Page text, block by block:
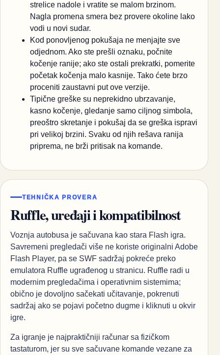
strelice nadole i vratite se malom brzinom.
Nagla promena smera bez provere okoline lako
vodi u novi sudar.
Kod ponovljenog pokušaja ne menjajte sve
odjednom. Ako ste prešli oznaku, počnite
kočenje ranije; ako ste ostali prekratki, pomerite
početak kočenja malo kasnije. Tako ćete brzo
proceniti zaustavni put ove verzije.
Tipične greške su neprekidno ubrzavanje,
kasno kočenje, gledanje samo ciljnog simbola,
preoštro skretanje i pokušaj da se greška ispravi
pri velikoj brzini. Svaku od njih rešava ranija
priprema, ne brži pritisak na komande.
TEHNIČKA PROVERA
Ruffle, uređaji i kompatibilnost
Voznja autobusa je sačuvana kao stara Flash igra.
Savremeni pregledači više ne koriste originalni Adobe
Flash Player, pa se SWF sadržaj pokreće preko
emulatora Ruffle ugrađenog u stranicu. Ruffle radi u
modernim pregledačima i operativnim sistemima;
obično je dovoljno sačekati učitavanje, pokrenuti
sadržaj ako se pojavi početno dugme i kliknuti u okvir
igre.
Za igranje je najpraktičniji računar sa fizičkom
tastaturom, jer su sve sačuvane komande vezane za